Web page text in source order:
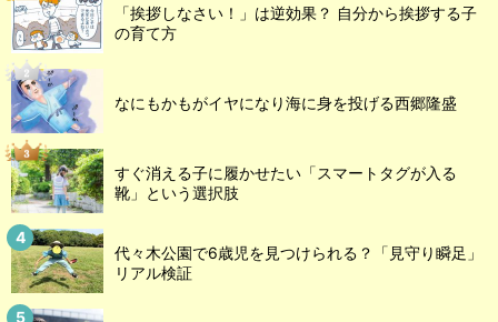
「挨拶しなさい！」は逆効果？ 自分から挨拶する子
の育て方
なにもかもがイヤになり海に身を投げる西郷隆盛
すぐ消える子に履かせたい「スマートタグが入る
靴」という選択肢
代々木公園で6歳児を見つけられる？「見守り瞬足」
リアル検証